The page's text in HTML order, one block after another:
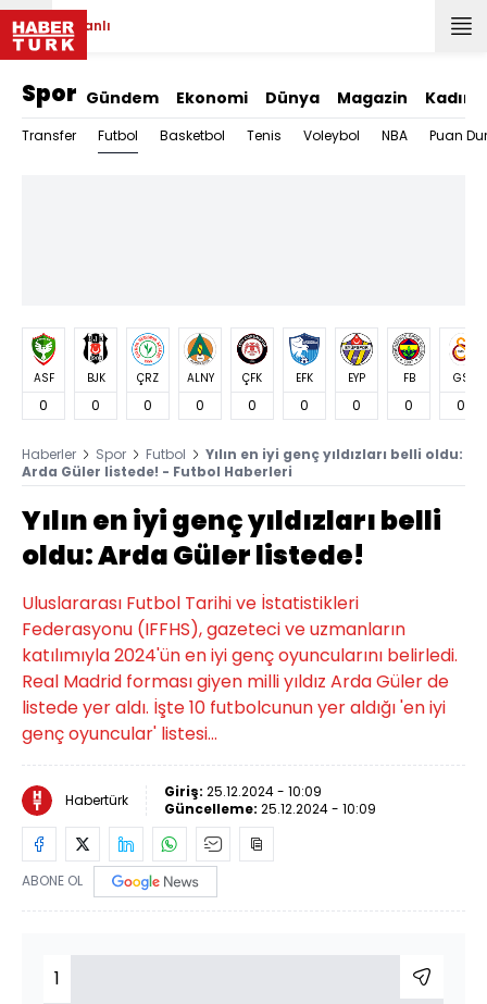
Canlı
Spor Gündem Ekonomi Dünya Magazin Kadın
Transfer Futbol Basketbol Tenis Voleybol NBA Puan
ASF
0
BJK
0
ÇRZ
0
ALNY
0
ÇFK
0
EFK
0
EYP
0
FB
0
GS
0
Haberler Spor Futbol
Yılın en iyi genç yıldızları belli oldu:
Arda Güler listede! - Futbol Haberleri
Yılın en iyi genç yıldızları belli
oldu: Arda Güler listede!
Uluslararası Futbol Tarihi ve İstatistikleri
Federasyonu (IFFHS), gazeteci ve uzmanların
katılımıyla 2024'ün en iyi genç oyuncularını belirledi.
Real Madrid forması giyen milli yıldız Arda Güler de
listede yer aldı. İşte 10 futbolcunun yer aldığı 'en iyi
genç oyuncular' listesi...
Habertürk Giriş: 25.12.2024 - 10:09
Güncelleme: 25.12.2024 - 10:09
ABONE OL
1